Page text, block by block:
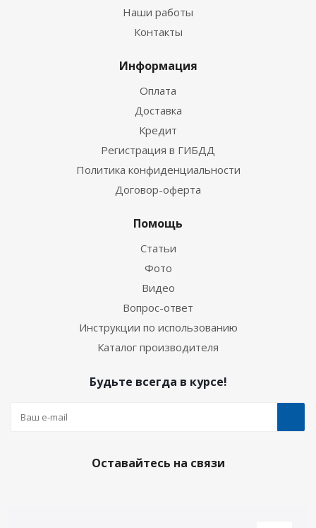
Наши работы
Контакты
Информация
Оплата
Доставка
Кредит
Регистрация в ГИБДД
Политика конфиденциальности
Договор-оферта
Помощь
Статьи
Фото
Видео
Вопрос-ответ
Инструкции по использованию
Каталог производителя
Будьте всегда в курсе!
Оставайтесь на связи